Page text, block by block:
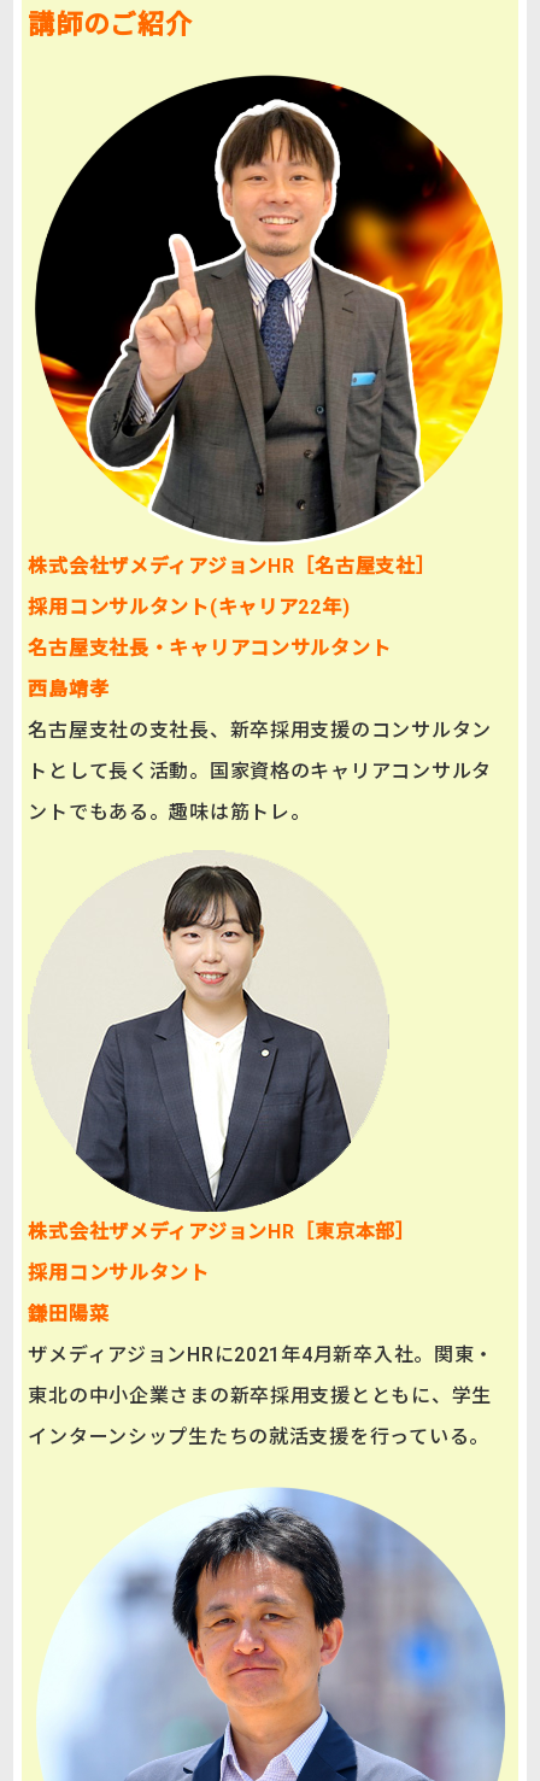
講師のご紹介
株式会社ザメディアジョンHR［名古屋支社］
採用コンサルタント(キャリア22年)
名古屋支社長・キャリアコンサルタント
西島靖孝
名古屋支社の支社長、新卒採用支援のコンサルタン
トとして長く活動。国家資格のキャリアコンサルタ
ントでもある。趣味は筋トレ。
株式会社ザメディアジョンHR［東京本部］
採用コンサルタント
鎌田陽菜
ザメディアジョンHRに2021年4月新卒入社。関東・
東北の中小企業さまの新卒採用支援とともに、学生
インターンシップ生たちの就活支援を行っている。